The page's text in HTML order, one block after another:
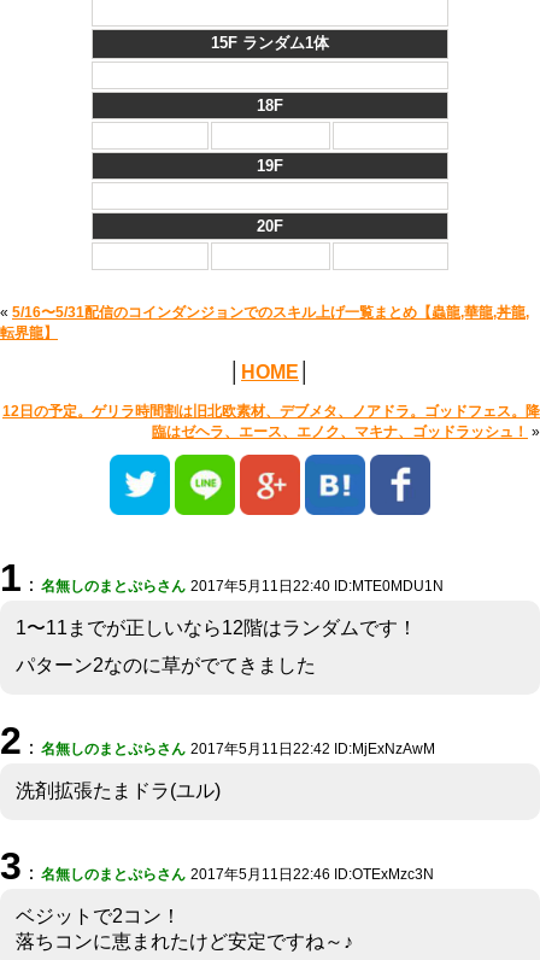
15F ランダム1体
18F
19F
20F
« 5/16〜5/31配信のコインダンジョンでのスキル上げ一覧まとめ【蟲龍,華龍,丼龍,
転界龍】
HOME
12日の予定。ゲリラ時間割は旧北欧素材、デブメタ、ノアドラ。ゴッドフェス。降
臨はゼヘラ、エース、エノク、マキナ、ゴッドラッシュ！ »
1 ： 名無しのまとぷらさん 2017年5月11日22:40 ID:MTE0MDU1N
1〜11までが正しいなら12階はランダムです！
パターン2なのに草がでてきました
2 ： 名無しのまとぷらさん 2017年5月11日22:42 ID:MjExNzAwM
洗剤拡張たまドラ(ユル)
3 ： 名無しのまとぷらさん 2017年5月11日22:46 ID:OTExMzc3N
ベジットで2コン！
落ちコンに恵まれたけど安定ですね～♪